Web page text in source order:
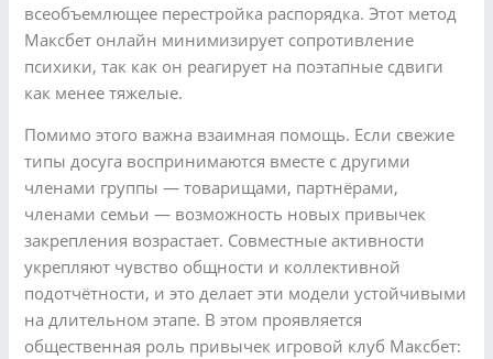
всеобъемлющее перестройка распорядка. Этот метод
Максбет онлайн минимизирует сопротивление
психики, так как он реагирует на поэтапные сдвиги
как менее тяжелые.
Помимо этого важна взаимная помощь. Если свежие
типы досуга воспринимаются вместе с другими
членами группы — товарищами, партнёрами,
членами семьи — возможность новых привычек
закрепления возрастает. Совместные активности
укрепляют чувство общности и коллективной
подотчётности, и это делает эти модели устойчивыми
на длительном этапе. В этом проявляется
общественная роль привычек игровой клуб Максбет: